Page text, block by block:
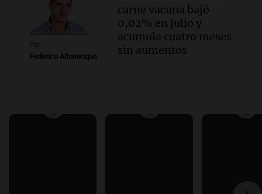
Por
Federico Albarenque
carne vacuna bajó
0,02% en julio y
acumula cuatro meses
sin aumentos